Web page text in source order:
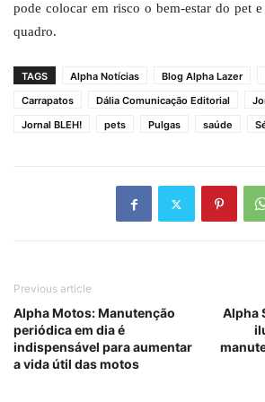
pode colocar em risco o bem-estar do pet
quadro.
TAGS Alpha Notícias Blog Alpha Lazer
Carrapatos
Dália Comunicação Editorial
Jornal BLEH!
pets Pulgas saúde
Previous article
Alpha Motos: Manutenção
periódica em dia é
indispensável para aumentar
a vida útil das motos
Alpha